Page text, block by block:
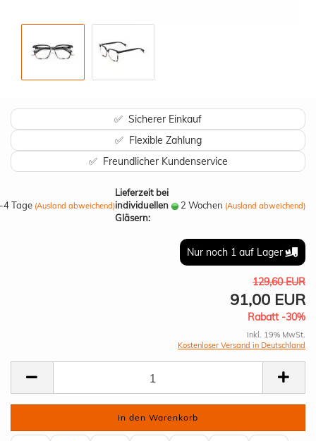
✅ Sicherer Einkauf
✅ Flexible Zahlung
✅ Freundlicher Kundenservice
4 Tage (Ausland abweichend)
Lieferzeit bei
individuellen
Gläsern:
2 Wochen (Ausland abweichend)
Nur noch 1 auf Lager
129,60 EUR
91,00 EUR
Rabatt -30%
inkl. 19% MwSt.
Kostenloser Versand in Deutschland